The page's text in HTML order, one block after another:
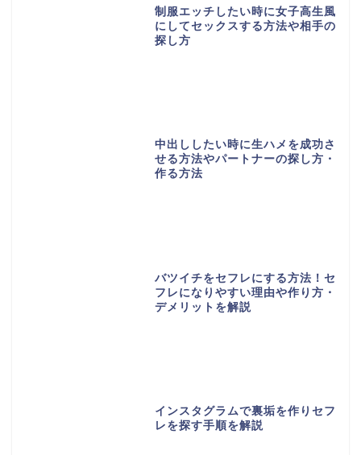
制服エッチしたい時に女子高生風
にしてセックスする方法や相手の
探し方
中出ししたい時に生ハメを成功さ
せる方法やパートナーの探し方・
作る方法
バツイチをセフレにする方法！セ
フレになりやすい理由や作り方・
デメリットを解説
インスタグラムで裏垢を作りセフ
レを探す手順を解説